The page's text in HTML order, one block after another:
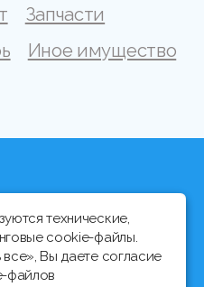
Запчасти
Иное имущество
технические,
cookie-файлы.
Вы даете согласие
файлов